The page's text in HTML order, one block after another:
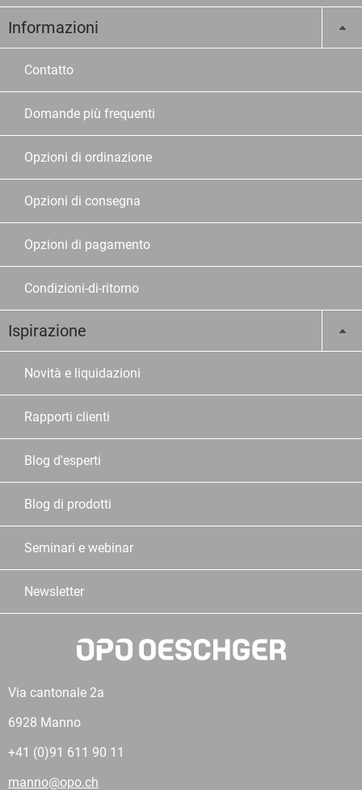
Informazioni
Contatto
Domande più frequenti
Opzioni di ordinazione
Opzioni di consegna
Opzioni di pagamento
Condizioni-di-ritorno
Ispirazione
Novità e liquidazioni
Rapporti clienti
Blog d'esperti
Blog di prodotti
Seminari e webinar
Newsletter
Via cantonale 2a
6928 Manno
+41 (0)91 611 90 11
manno@opo.ch